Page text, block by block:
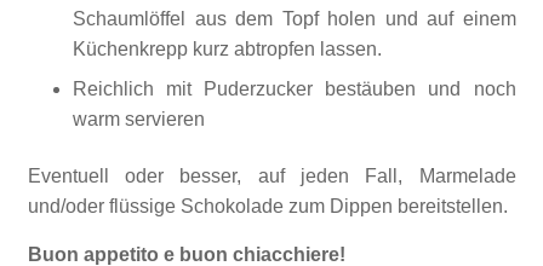
Schaumlöffel aus dem Topf holen und auf einem
Küchenkrepp kurz abtropfen lassen.
Reichlich mit Puderzucker bestäuben und noch
warm servieren
Eventuell oder besser, auf jeden Fall, Marmelade
und/oder flüssige Schokolade zum Dippen bereitstellen.
Buon appetito e buon chiacchiere!